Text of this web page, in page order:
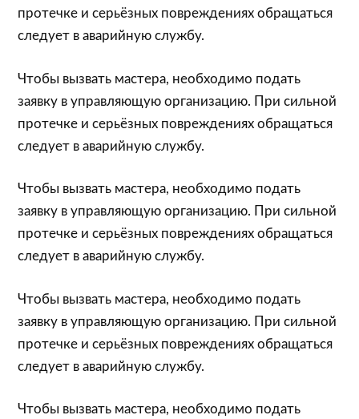
протечке и серьёзных повреждениях обращаться
следует в аварийную службу.
Чтобы вызвать мастера, необходимо подать
заявку в управляющую организацию. При сильной
протечке и серьёзных повреждениях обращаться
следует в аварийную службу.
Чтобы вызвать мастера, необходимо подать
заявку в управляющую организацию. При сильной
протечке и серьёзных повреждениях обращаться
следует в аварийную службу.
Чтобы вызвать мастера, необходимо подать
заявку в управляющую организацию. При сильной
протечке и серьёзных повреждениях обращаться
следует в аварийную службу.
Чтобы вызвать мастера, необходимо подать